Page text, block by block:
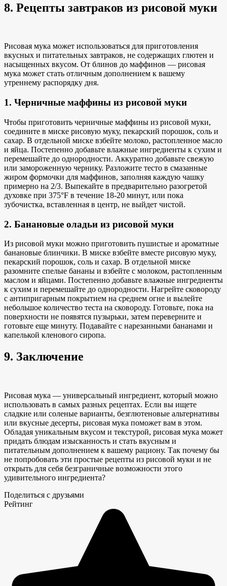
8. Рецепты завтраков из рисовой муки
Рисовая мука может использоваться для приготовления
вкусных и питательных завтраков, не содержащих глютен и
насыщенных вкусом. От блинов до маффинов — рисовая
мука может стать отличным дополнением к вашему
утреннему распорядку дня.
1. Черничные маффины из рисовой муки
Чтобы приготовить черничные маффины из рисовой муки,
соедините в миске рисовую муку, пекарский порошок, соль и
сахар. В отдельной миске взбейте молоко, растопленное масло
и яйца. Постепенно добавьте влажные ингредиенты к сухим и
перемешайте до однородности. Аккуратно добавьте свежую
или замороженную чернику. Разложите тесто в смазанные
жиром формочки для маффинов, заполняя каждую чашку
примерно на 2/3. Выпекайте в предварительно разогретой
духовке при 375°F в течение 18-20 минут, или пока
зубочистка, вставленная в центр, не выйдет чистой.
2. Банановые оладьи из рисовой муки
Из рисовой муки можно приготовить пушистые и ароматные
банановые блинчики. В миске взбейте вместе рисовую муку,
пекарский порошок, соль и сахар. В отдельной миске
разомните спелые бананы и взбейте с молоком, растопленным
маслом и яйцами. Постепенно добавьте влажные ингредиенты
к сухим и перемешайте до однородности. Нагрейте сковороду
с антипригарным покрытием на среднем огне и вылейте
небольшое количество теста на сковороду. Готовьте, пока на
поверхности не появятся пузырьки, затем переверните и
готовьте еще минуту. Подавайте с нарезанными бананами и
капелькой кленового сиропа.
9. Заключение
Рисовая мука — универсальный ингредиент, который можно
использовать в самых разных рецептах. Если вы ищете
сладкие или соленые варианты, безглютеновые альтернативы
или вкусные десерты, рисовая мука поможет вам в этом.
Обладая уникальным вкусом и текстурой, рисовая мука может
придать блюдам изысканность и стать вкусным и
питательным дополнением к вашему рациону. Так почему бы
не попробовать эти простые рецепты из рисовой муки и не
открыть для себя безграничные возможности этого
удивительного ингредиента?
Поделиться с друзьями
Рейтинг